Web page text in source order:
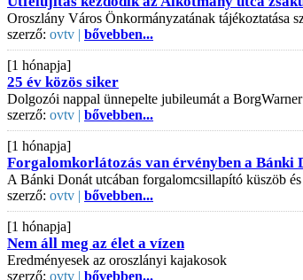
Oroszlány Város Önkormányzatának tájékoztatása
szerző: ovtv | bővebben...
[1 hónapja]
25 év közös siker
Dolgozói nappal ünnepelte jubileumát a
szerző: ovtv | bővebben...
[1 hónapja]
Forgalomkorlátozás van érvényben a Bánki
A Bánki Donát utcában forgalomcsillapító küszöb
szerző: ovtv | bővebben...
[1 hónapja]
Nem áll meg az élet a vízen
Eredményesek az oroszlányi kajakosok
szerző: ovtv | bővebben...